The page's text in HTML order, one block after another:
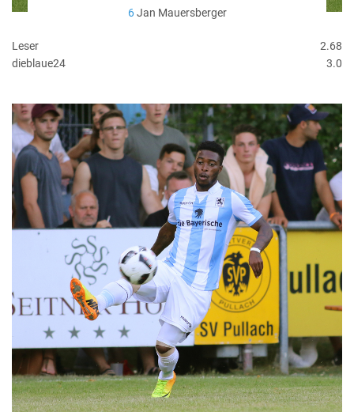
6Jan Mauersberger
Leser
2.68
dieblaue24
3.0